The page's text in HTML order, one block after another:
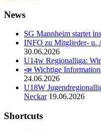
News
SG Mannheim startet
INFO zu Mitglieder- u.
30.06.2026
U14w Regionalliga:
📣 Wichtige
24.06.2026
U18W
Neckar 19.06.2026
Shortcuts